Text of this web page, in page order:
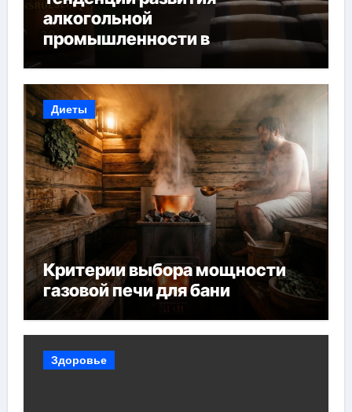
алкогольной
промышленности в
Диеты
Критерии выбора мощности
газовой печи для бани
Здоровье